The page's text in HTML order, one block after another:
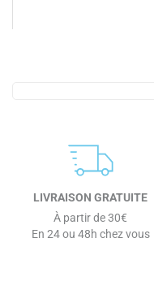
LIVRAISON GRATUITE
À partir de 30€
En 24 ou 48h chez vous